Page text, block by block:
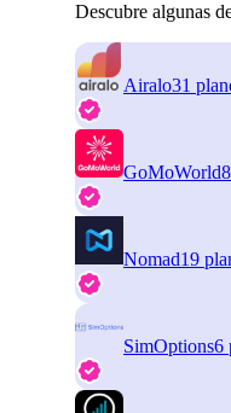
Descubre algunas
Airalo31
GoMoWorld
Nomad19
SimOptions6